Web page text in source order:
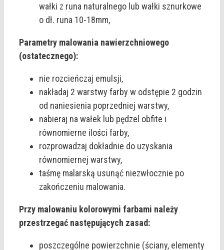
wałki z runa naturalnego lub wałki sznurkowe
o dł. runa 10-18mm,
Parametry malowania nawierzchniowego
(ostatecznego):
nie rozcieńczaj emulsji,
nakładaj 2 warstwy farby w odstępie 2 godzin
od naniesienia poprzedniej warstwy,
nabieraj na wałek lub pędzel obfite i
równomierne ilości farby,
rozprowadzaj dokładnie do uzyskania
równomiernej warstwy,
taśmę malarską usunąć niezwłocznie po
zakończeniu malowania.
Przy malowaniu kolorowymi farbami należy
przestrzegać następujących zasad:
poszczególne powierzchnie (ściany, elementy